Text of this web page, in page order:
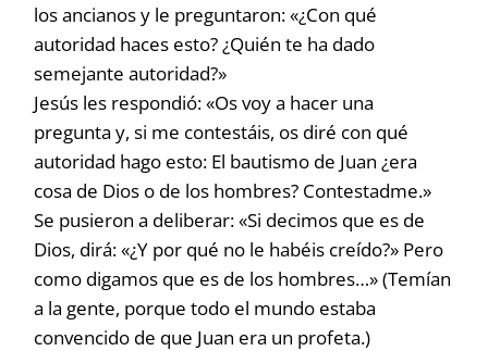
los ancianos y le preguntaron: «¿Con qué
autoridad haces esto? ¿Quién te ha dado
semejante autoridad?»
Jesús les respondió: «Os voy a hacer una
pregunta y, si me contestáis, os diré con qué
autoridad hago esto: El bautismo de Juan ¿era
cosa de Dios o de los hombres? Contestadme.»
Se pusieron a deliberar: «Si decimos que es de
Dios, dirá: «¿Y por qué no le habéis creído?» Pero
como digamos que es de los hombres…» (Temían
a la gente, porque todo el mundo estaba
convencido de que Juan era un profeta.)